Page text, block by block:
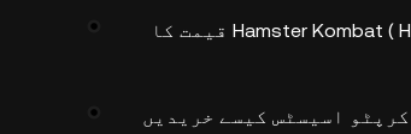
Hamster Kombat ( HMSTR ) قیمت کا
اسیسٹس کیسے خریدیں